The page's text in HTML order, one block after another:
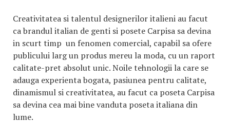
Creativitatea si talentul designerilor italieni au facut
ca brandul italian de genti si posete Carpisa sa devina
in scurt timp un fenomen comercial, capabil sa ofere
publicului larg un produs mereu la moda, cu un raport
calitate-pret absolut unic. Noile tehnologii la care se
adauga experienta bogata, pasiunea pentru calitate,
dinamismul si creativitatea, au facut ca poseta Carpisa
sa devina cea mai bine vanduta poseta italiana din
lume.